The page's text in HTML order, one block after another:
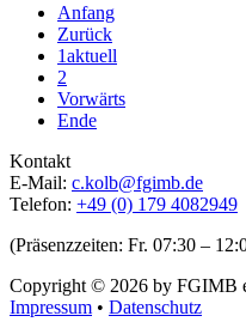
Anfang
Zurück
1aktuell
2
Vorwärts
Ende
Kontakt
E-Mail: c.kolb@fgimb.de
Telefon: +49 (0) 179 4082949
(Präsenzzeiten: Fr. 07:30 –
Copyright © 2026 by FGIMB
Impressum • Datenschutz